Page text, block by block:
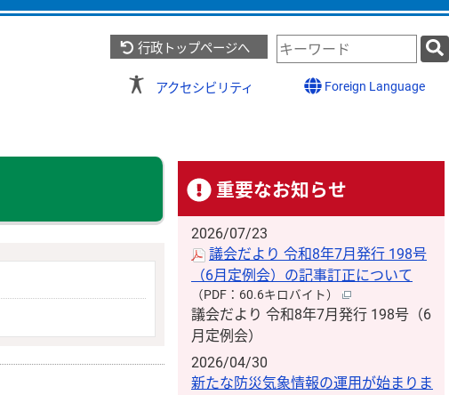
行政トップページへ
検
索
ド
アクセシビリティ Foreign Language
重要なお知らせ
2026/07/23
議会だより 令和8年7月発行 198号
（6月定例会）の記事訂正について
（PDF：60.6キロバイト）
議会だより 令和8年7月発行 198号（6
月定例会）
2026/04/30
新たな防災気象情報の運用が始まりま